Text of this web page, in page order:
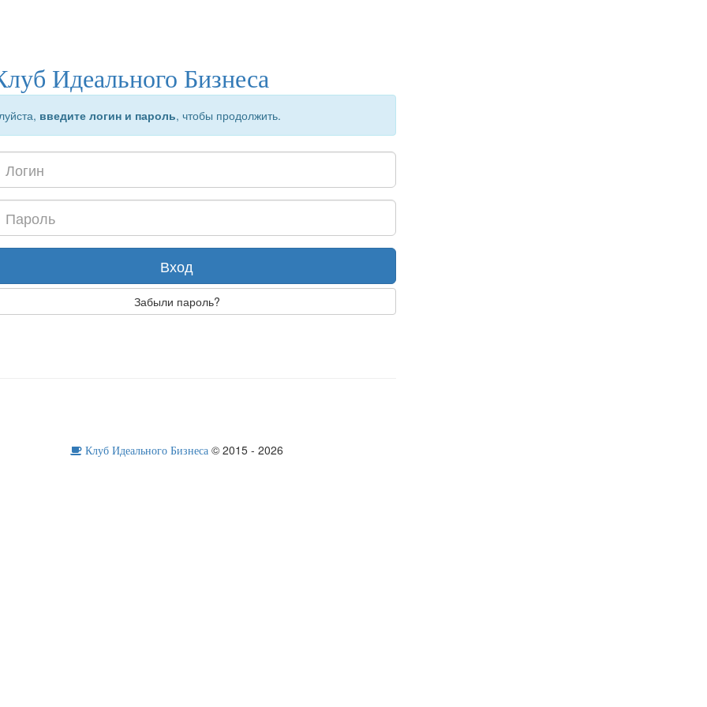
Идеального Бизнеса
введите логин и пароль, чтобы продолжить.
Вход
Забыли пароль?
Клуб Идеального Бизнеса © 2015 - 2026